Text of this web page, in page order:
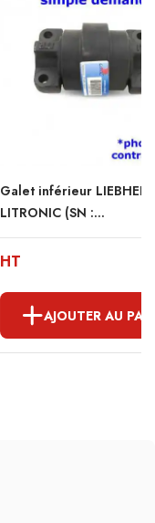
Galet inférieur
LITRONIC (SN :...
HT
AJOUTER AU